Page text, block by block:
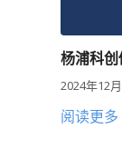
杨浦科
2024年12
阅读更多